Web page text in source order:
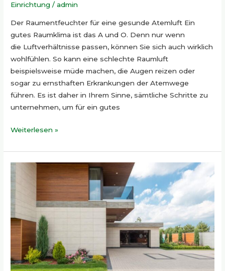
Einrichtung /admin
Der Raumentfeuchter für eine gesunde Atemluft Ein
gutes Raumklima ist das A und O. Denn nur wenn
die Luftverhältnisse passen, können Sie sich auch wirklich
wohlfühlen. So kann eine schlechte Raumluft
beispielsweise müde machen, die Augen reizen oder
sogar zu ernsthaften Erkrankungen der Atemwege
führen. Es ist daher in Ihrem Sinne, sämtliche Schritte zu
unternehmen, um für ein gutes
Weiterlesen »
Sichtschutz
–
Gestaltungsmöglichkeiten